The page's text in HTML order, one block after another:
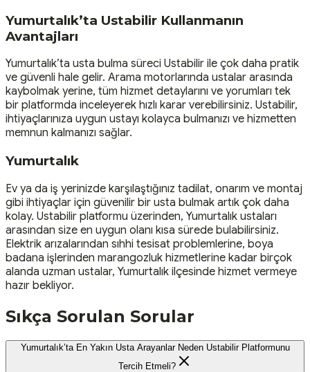
Yumurtalık’ta Ustabilir Kullanmanın
Avantajları
Yumurtalık’ta usta bulma süreci Ustabilir ile çok daha pratik
ve güvenli hale gelir. Arama motorlarında ustalar arasında
kaybolmak yerine, tüm hizmet detaylarını ve yorumları tek
bir platformda inceleyerek hızlı karar verebilirsiniz. Ustabilir,
ihtiyaçlarınıza uygun ustayı kolayca bulmanızı ve hizmetten
memnun kalmanızı sağlar.
Yumurtalık
Ev ya da iş yerinizde karşılaştığınız tadilat, onarım ve montaj
gibi ihtiyaçlar için güvenilir bir usta bulmak artık çok daha
kolay. Ustabilir platformu üzerinden, Yumurtalık ustaları
arasından size en uygun olanı kısa sürede bulabilirsiniz.
Elektrik arızalarından sıhhi tesisat problemlerine, boya
badana işlerinden marangozluk hizmetlerine kadar birçok
alanda uzman ustalar, Yumurtalık ilçesinde hizmet vermeye
hazır bekliyor.
Sıkça Sorulan Sorular
Yumurtalık’ta En Yakın Usta Arayanlar Neden Ustabilir Platformunu
Tercih Etmeli?